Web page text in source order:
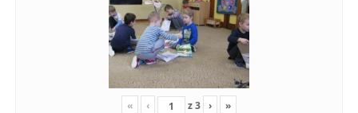
« ‹ z3 › »